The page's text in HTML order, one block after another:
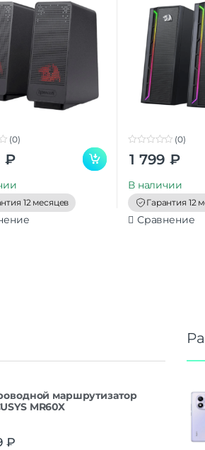
(0)
₽
12 месяцев
o
(0)
1 799 ₽
В наличии
Гарантия 12
Сравнение
маршрутизатор
MR60X
₽